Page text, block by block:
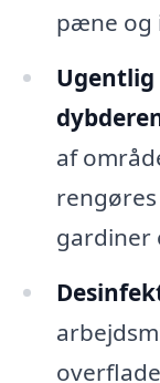
pæne og
Ugentlig
af
gardiner